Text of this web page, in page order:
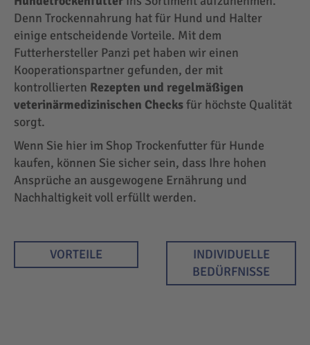
Denn Trockennahrung hat für Hund und Halter
einige entscheidende Vorteile. Mit dem
Futterhersteller Panzi pet haben wir einen
Kooperationspartner gefunden, der mit
kontrollierten Rezepten und regelmäßigen
veterinärmedizinischen Checksfür höchste Qualität
sorgt.
Wenn Sie hier im Shop Trockenfutter für Hunde
kaufen, können Sie sicher sein, dass Ihre hohen
Ansprüche an ausgewogene Ernährung und
Nachhaltigkeit voll erfüllt werden.
VORTEILE
INDIVIDUELLE
BEDÜRFNISSE